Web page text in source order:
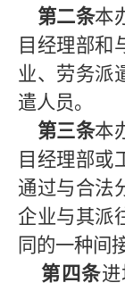
第二条本
目经理部和
业、劳务派
遣人员。
第三条本
目经理部或
通过与合法
企业与其派
同的一种间
第四条